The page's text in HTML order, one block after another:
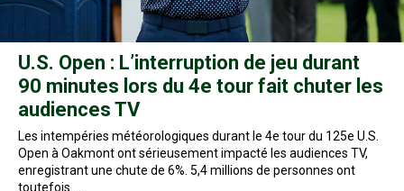
U.S. Open : L’interruption de jeu durant
90 minutes lors du 4e tour fait chuter les
audiences TV
Les intempéries météorologiques durant le 4e tour du 125e U.S.
Open à Oakmont ont sérieusement impacté les audiences TV,
enregistrant une chute de 6%. 5,4 millions de personnes ont
toutefois …